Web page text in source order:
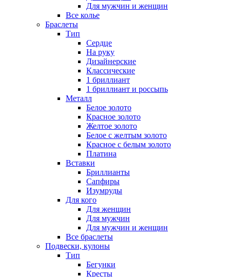
Для мужчин и женщин
Все колье
Браслеты
Тип
Сердце
На руку
Дизайнерские
Классические
1 бриллиант
1 бриллиант и россыпь
Металл
Белое золото
Красное золото
Желтое золото
Белое с желтым золото
Красное с белым золото
Платина
Вставки
Бриллианты
Сапфиры
Изумруды
Для кого
Для женщин
Для мужчин
Для мужчин и женщин
Все браслеты
Подвески, кулоны
Тип
Бегунки
Кресты